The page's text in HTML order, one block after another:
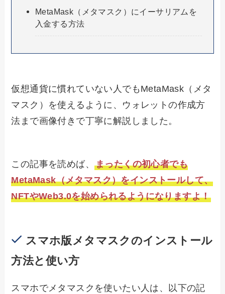
MetaMask（メタマスク）にイーサリアムを
入金する方法
仮想通貨に慣れていない人でもMetaMask（メタ
マスク）を使えるように、ウォレットの作成方
法まで画像付きで丁寧に解説しました。
この記事を読めば、まったくの初心者でも
MetaMask（メタマスク）をインストールして、
NFTやWeb3.0を始められるようになりますよ！
スマホ版メタマスクのインストール
方法と使い方
スマホでメタマスクを使いたい人は、以下の記